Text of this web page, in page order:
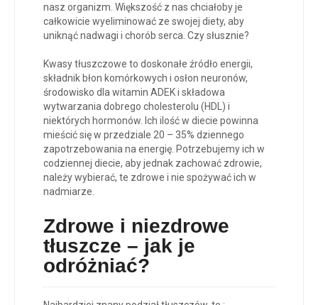
nasz organizm. Większość z nas chciałoby je
całkowicie wyeliminować ze swojej diety, aby
uniknąć nadwagi i chorób serca. Czy słusznie?
Kwasy tłuszczowe to doskonałe źródło energii,
składnik błon komórkowych i osłon neuronów,
środowisko dla witamin ADEK i składowa
wytwarzania dobrego cholesterolu (HDL) i
niektórych hormonów. Ich ilość w diecie powinna
mieścić się w przedziale 20 – 35% dziennego
zapotrzebowania na energię. Potrzebujemy ich w
codziennej diecie, aby jednak zachować zdrowie,
należy wybierać, te zdrowe i nie spożywać ich w
nadmiarze.
Zdrowe i niezdrowe
tłuszcze – jak je
odróżniać?